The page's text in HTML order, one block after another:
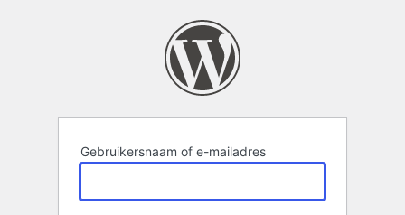
Gebruikersnaam of e-mailadres